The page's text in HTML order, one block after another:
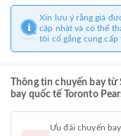
Xin lưu ý rằng giá
cập nhật và có thể
tôi cố gắng cung
Thông tin chuyến bay
bay quốc tế Toronto
Ưu đãi chuyến